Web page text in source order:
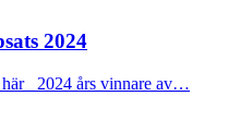
2024
här 2024 års vinnare av…